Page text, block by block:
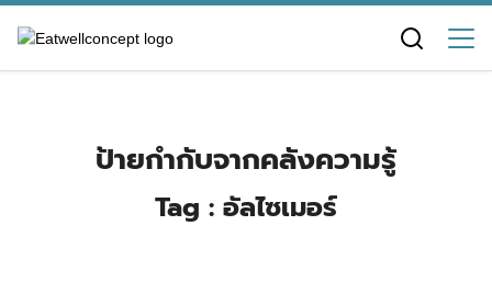
content
ป้ายกำกับจากคลังความรู้
Tag : อัลไซเมอร์